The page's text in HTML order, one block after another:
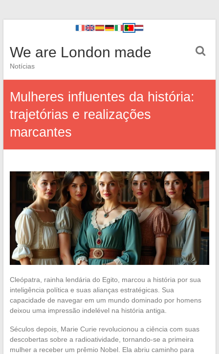
We are London made
Notícias
Mulheres influentes da história:
trajetórias e realizações
marcantes
Cleópatra, rainha lendária do Egito, marcou a história por sua
inteligência política e suas alianças estratégicas. Sua
capacidade de navegar em um mundo dominado por homens
deixou uma impressão indelével na história antiga.
Séculos depois, Marie Curie revolucionou a ciência com suas
descobertas sobre a radioatividade, tornando-se a primeira
mulher a receber um prêmio Nobel. Ela abriu caminho para